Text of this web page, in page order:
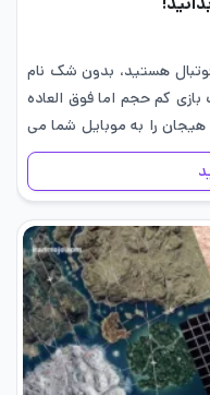
هستید، بدون شک نام
کم حجم اما فوق العاده
هیجان را به موبایل شما می